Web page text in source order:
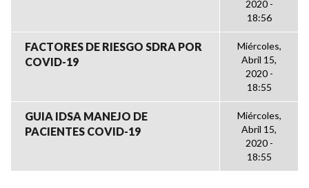
2020 -
18:56
FACTORES DE RIESGO SDRA POR
COVID-19
Miércoles,
Abril 15,
2020 -
18:55
GUIA IDSA MANEJO DE
PACIENTES COVID-19
Miércoles,
Abril 15,
2020 -
18:55